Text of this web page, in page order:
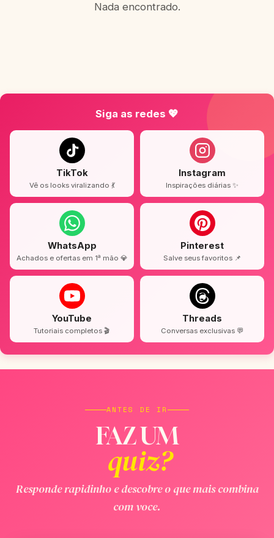
Nada encontrado.
Siga as redes 💖
TikTok
Vê os looks viralizando 💃
Instagram
Inspirações diárias ✨
WhatsApp
Achados e ofertas em 1ª mão 💎
Pinterest
Salve seus favoritos 📌
YouTube
Tutoriais completos 🎬
Threads
Conversas exclusivas 💬
ANTES DE IR
FAZ UM
quiz?
Responde rapidinho e descobre o que mais combina
com voce.